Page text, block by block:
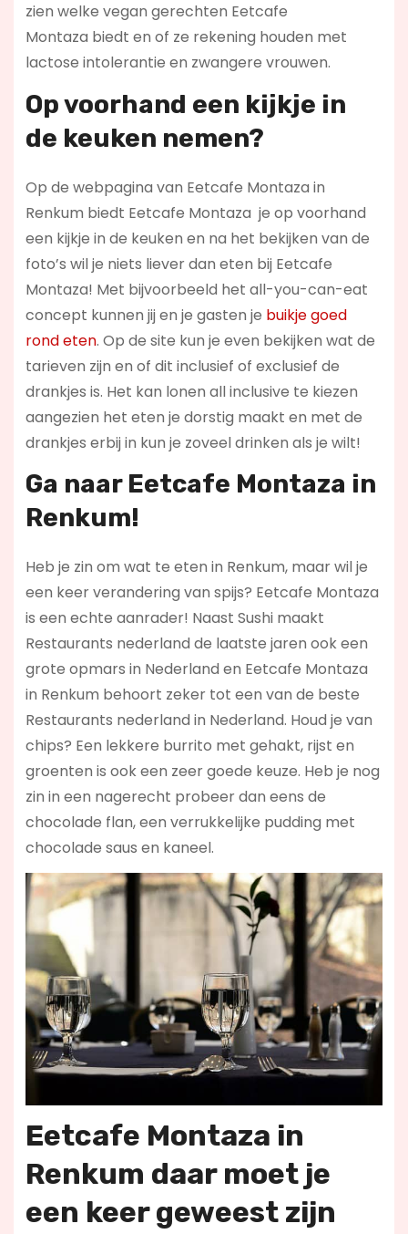
zien welke vegan gerechten Eetcafe
Montaza biedt en of ze rekening houden met
lactose intolerantie en zwangere vrouwen.
Op voorhand een kijkje in
de keuken nemen?
Op de webpagina van Eetcafe Montaza in
Renkum biedt Eetcafe Montaza je op voorhand
een kijkje in de keuken en na het bekijken van de
foto’s wil je niets liever dan eten bij Eetcafe
Montaza! Met bijvoorbeeld het all-you-can-eat
concept kunnen jij en je gasten je buikje goed
rond eten. Op de site kun je even bekijken wat de
tarieven zijn en of dit inclusief of exclusief de
drankjes is. Het kan lonen all inclusive te kiezen
aangezien het eten je dorstig maakt en met de
drankjes erbij in kun je zoveel drinken als je wilt!
Ga naar Eetcafe Montaza in
Renkum!
Heb je zin om wat te eten in Renkum, maar wil je
een keer verandering van spijs? Eetcafe Montaza
is een echte aanrader! Naast Sushi maakt
Restaurants nederland de laatste jaren ook een
grote opmars in Nederland en Eetcafe Montaza
in Renkum behoort zeker tot een van de beste
Restaurants nederland in Nederland. Houd je van
chips? Een lekkere burrito met gehakt, rijst en
groenten is ook een zeer goede keuze. Heb je nog
zin in een nagerecht probeer dan eens de
chocolade flan, een verrukkelijke pudding met
chocolade saus en kaneel.
Eetcafe Montaza in
Renkum daar moet je
een keer geweest zijn